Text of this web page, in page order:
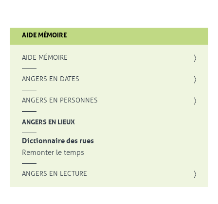
AIDE MÉMOIRE
AIDE MÉMOIRE
ANGERS EN DATES
ANGERS EN PERSONNES
ANGERS EN LIEUX
Dictionnaire des rues
Remonter le temps
ANGERS EN LECTURE